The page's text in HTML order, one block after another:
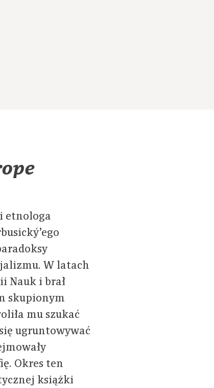
etnologa
W latach
Nauk i brał
skupionym
mu szukać
ugruntowywać
Okres ten
książki